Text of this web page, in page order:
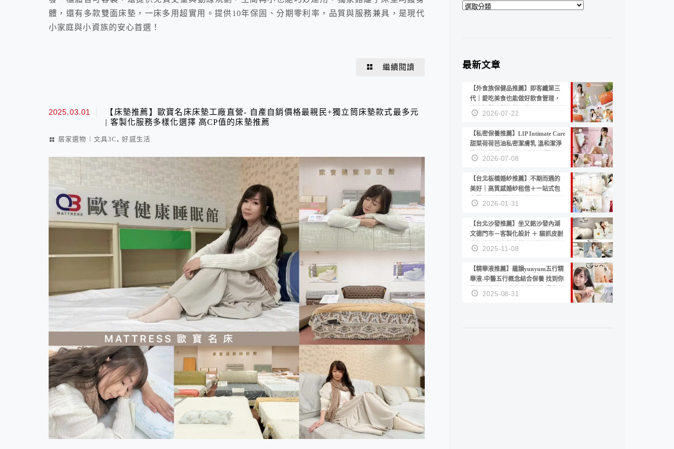
體，還有多款雙面床墊，一床多用超實用。提供10年保固、分期零利率，品質與服務兼具，是現代
小家庭與小資族的安心首選！
繼續閱讀
2025.03.01
【床墊推薦】歐寶名床床墊工廠直營- 自產自銷價格最親民+獨立筒床墊款式最多元
| 客製化服務多樣化選擇 高CP值的床墊推薦
居家選物︱文具3C ,好感生活
分
最新文章
【外食族保健品推薦】即客纖第三
代｜愛吃美食也能做好飲食管理，
陪你輕鬆面對聚餐日常！
2026-07-22
【私密保養推薦】LIP Intimate Care
甜菜荷荷芭油私密潔膚乳 溫和潔淨
洗後不乾澀 不起泡反而更舒服！
2026-07-08
【台北板橋婚紗推薦】不期而遇的
美好｜高質感婚紗租借＋一站式包
套服務 新娘備婚省心首選！
2026-01-31
【台北沙發推薦】坐又銘沙發內湖
文德門市－客製化設計 ＋ 貓抓皮耐
磨好清潔｜直營直銷、價格透明
高CP值打造夢想居家風格
2025-11-08
【精華液推薦】蘊韻yunyum五行精
華液-中醫五行概念結合保養 找到你
的專屬精華！ 水㊀土㊀就選「潤・
賦精華」維持肌膚剛剛好的平衡
2025-08-31